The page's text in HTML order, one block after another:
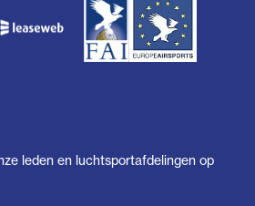
leden en luchtsportafdelingen op